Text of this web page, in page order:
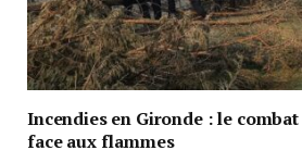
Incendies en Gironde : le
face aux flammes